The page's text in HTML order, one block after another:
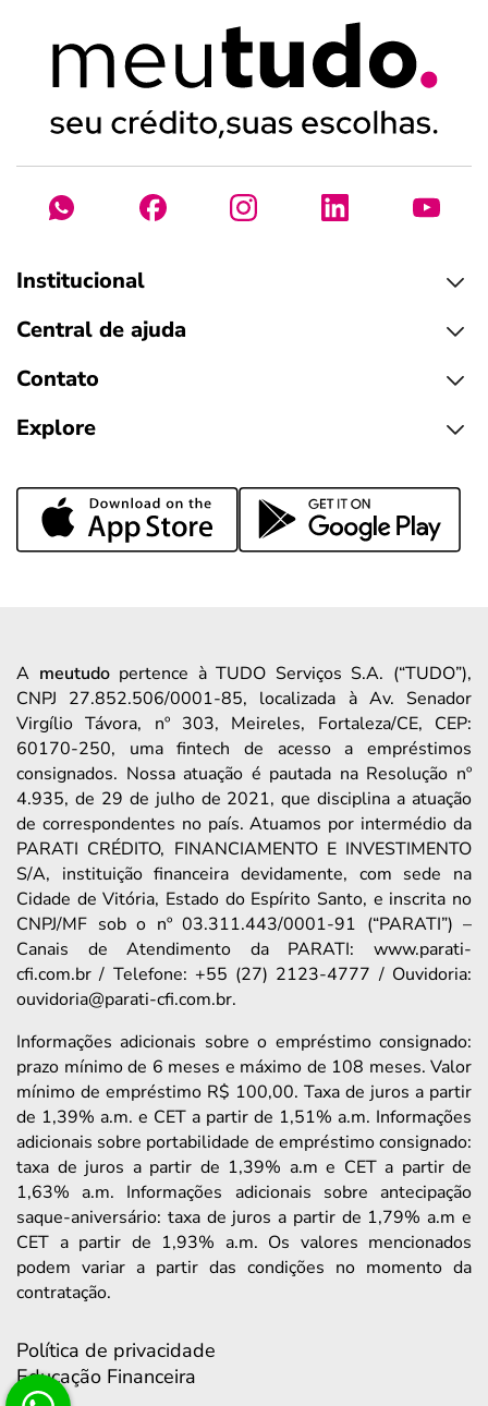
Institucional
Central de ajuda
Contato
Explore
A meutudopertence à TUDO Serviços S.A. (“TUDO”),
CNPJ 27.852.506/0001-85, localizada à Av. Senador
Virgílio Távora, nº 303, Meireles, Fortaleza/CE, CEP:
60170-250, uma fintech de acesso a empréstimos
consignados. Nossa atuação é pautada na Resolução nº
4.935, de 29 de julho de 2021, que disciplina a atuação
de correspondentes no país. Atuamos por intermédio da
PARATI CRÉDITO, FINANCIAMENTO E INVESTIMENTO
S/A, instituição financeira devidamente, com sede na
Cidade de Vitória, Estado do Espírito Santo, e inscrita no
CNPJ/MF sob o nº 03.311.443/0001-91 (“PARATI”) –
Canais de Atendimento da PARATI: www.parati-
cfi.com.br / Telefone: +55 (27) 2123-4777 / Ouvidoria:
ouvidoria@parati-cfi.com.br.
Informações adicionais sobre o empréstimo consignado:
prazo mínimo de 6 meses e máximo de 108 meses. Valor
mínimo de empréstimo R$ 100,00. Taxa de juros a partir
de 1,39% a.m. e CET a partir de 1,51% a.m. Informações
adicionais sobre portabilidade de empréstimo consignado:
taxa de juros a partir de 1,39% a.m e CET a partir de
1,63% a.m. Informações adicionais sobre antecipação
saque-aniversário: taxa de juros a partir de 1,79% a.m e
CET a partir de 1,93% a.m. Os valores mencionados
podem variar a partir das condições no momento da
contratação.
Política de privacidade
Educação Financeira